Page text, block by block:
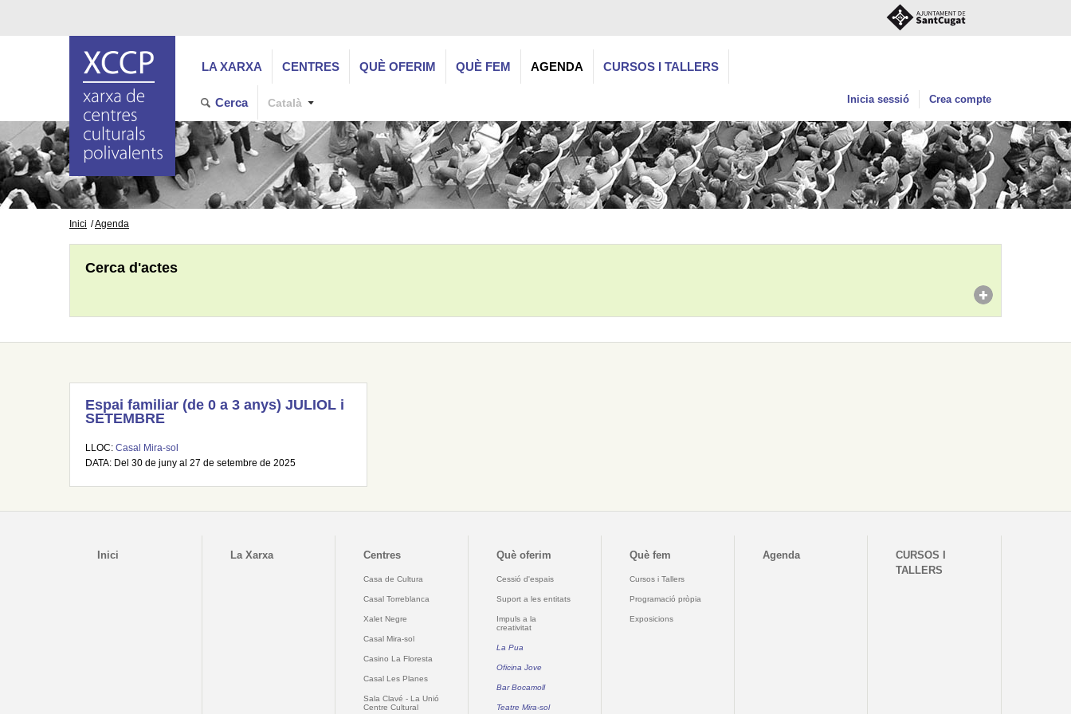
LA XARXA CENTRES QUÈ OFERIM QUÈ FEM AGENDA CURSOS I TALLERS
Cerca Català Inicia sessió Crea compte
Inici Agenda
Cerca d'actes
Espai familiar (de 0 a 3 anys) JULIOL i
SETEMBRE
LLOC: Casal Mira-sol
DATA: Del 30 de juny al 27 de setembre de 2025
Inici La Xarxa Centres
Casa de Cultura
Casal Torreblanca
Xalet Negre
Casal Mira-sol
Casino La Floresta
Casal Les Planes
Sala Clavé - La Unió
Centre Cultural
Què oferim
Cessió d'espais
Suport a les entitats
Impuls a la
creativitat
La Pua
Oficina Jove
Bar Bocamoll
Teatre Mira-sol
Què fem
Cursos i Tallers
Programació pròpia
Exposicions
Agenda
CURSOS I
TALLERS